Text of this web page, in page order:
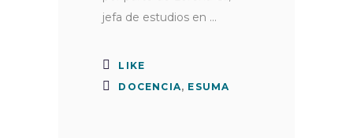
jefa de estudios en
LIKE
DOCENCIA, ESUMA